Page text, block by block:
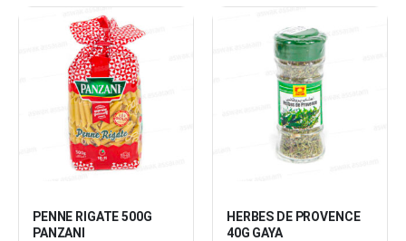
PENNE RIGATE 500G
PANZANI
HERBES DE PROVENCE
40G GAYA